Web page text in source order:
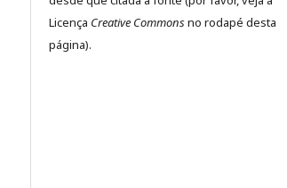
Licença Creative Commonsno rodapé desta
página).